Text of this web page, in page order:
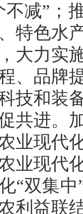
不减”；
特色水
大力实
、品牌
技和装
共进。
业现代
业现代
“双集
利益联